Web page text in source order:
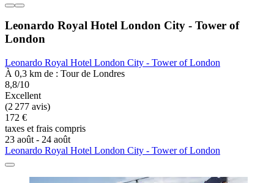
Leonardo Royal Hotel London City - Tower of
London
Leonardo Royal Hotel London City - Tower of London
À 0,3 km de : Tour de Londres
8,8/10
Excellent
(2 277 avis)
172 €
taxes et frais compris
23 août - 24 août
Leonardo Royal Hotel London City - Tower of London